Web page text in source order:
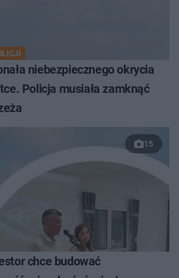
niebezpiecznego okrycia
Policja musiała zamknąć
15
chce budować